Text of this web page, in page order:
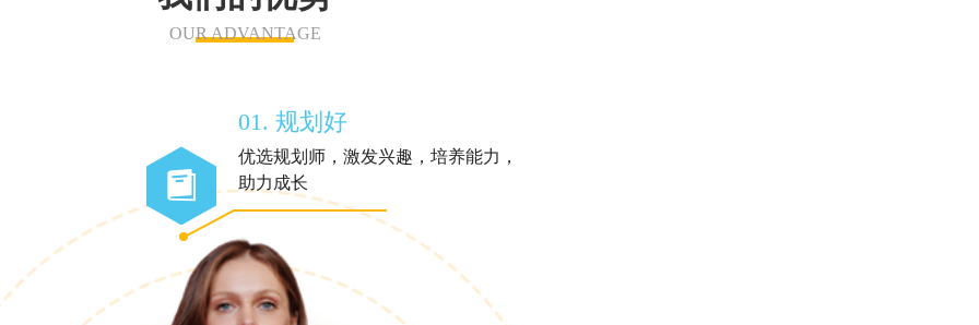
OUR ADVANTAGE
01. 规划好
优选规划师，激发兴趣，培养能力，
助力成长